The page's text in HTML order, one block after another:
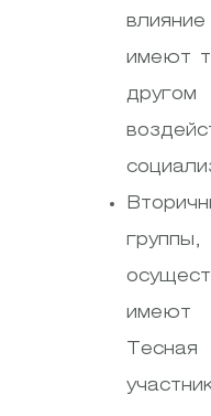
имеют
имеют